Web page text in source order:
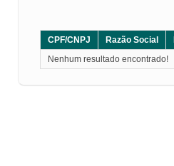
CPF/CNPJ Razão Social
Nenhum resultado encontrado!